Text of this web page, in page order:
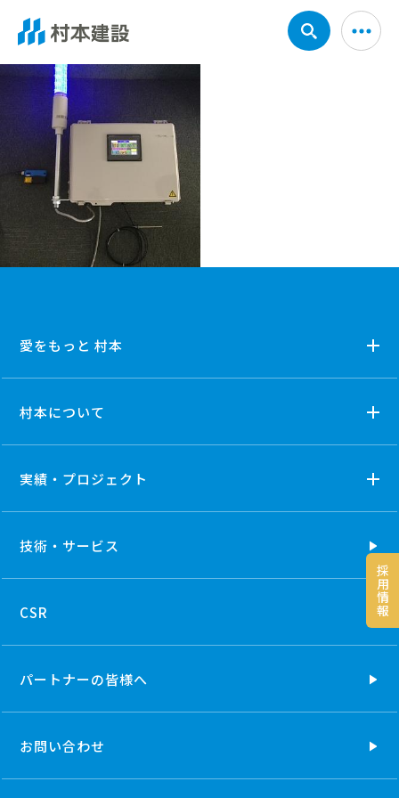
採
用
情
報
愛をもっと 村本
村本について
実績・プロジェクト
技術・ サービス
CSR
パートナーの皆様へ
お問い合わせ